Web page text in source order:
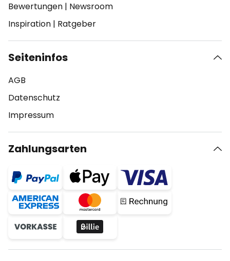
Bewertungen | Newsroom
Inspiration | Ratgeber
Seiteninfos
AGB
Datenschutz
Impressum
Zahlungsarten